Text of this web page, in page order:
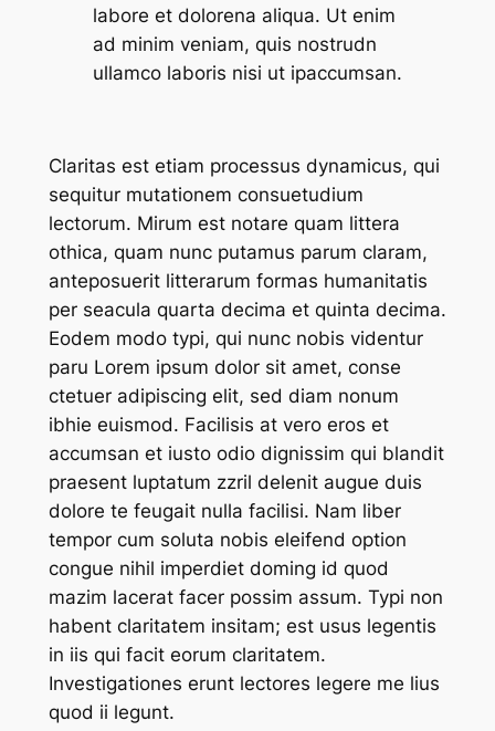
labore et dolorena aliqua. Ut enim
ad minim veniam, quis nostrudn
ullamco laboris nisi ut ipaccumsan.
Claritas est etiam processus dynamicus, qui
sequitur mutationem consuetudium
lectorum. Mirum est notare quam littera
othica, quam nunc putamus parum claram,
anteposuerit litterarum formas humanitatis
per seacula quarta decima et quinta decima.
Eodem modo typi, qui nunc nobis videntur
paru Lorem ipsum dolor sit amet, conse
ctetuer adipiscing elit, sed diam nonum
ibhie euismod. Facilisis at vero eros et
accumsan et iusto odio dignissim qui blandit
praesent luptatum zzril delenit augue duis
dolore te feugait nulla facilisi. Nam liber
tempor cum soluta nobis eleifend option
congue nihil imperdiet doming id quod
mazim lacerat facer possim assum. Typi non
habent claritatem insitam; est usus legentis
in iis qui facit eorum claritatem.
Investigationes erunt lectores legere me lius
quod ii legunt.